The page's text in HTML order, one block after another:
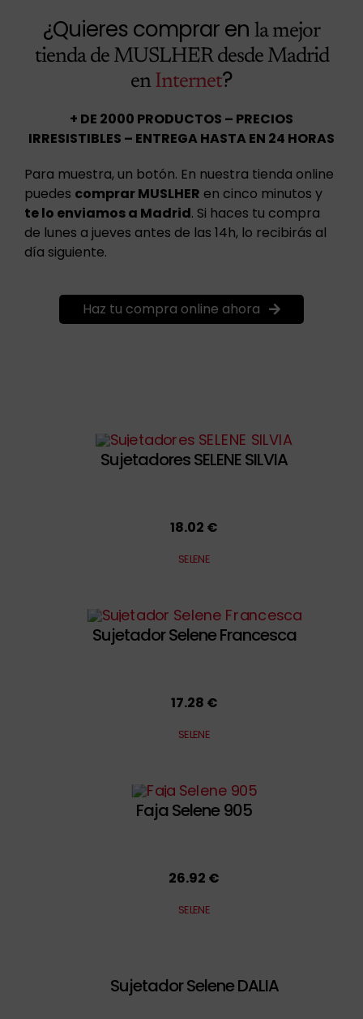
¿Quieres comprar en la mejor
tienda de MUSLHER desde Madrid
enInternet?
+ DE 2000 PRODUCTOS – PRECIOS
IRRESISTIBLES – ENTREGA HASTA EN 24 HORAS
Para muestra, un botón. En nuestra tienda online
puedes comprar MUSLHER en cinco minutos y
te lo enviamos a Madrid. Si haces tu compra
de lunes a jueves antes de las 14h, lo recibirás al
día siguiente.
Haz tu compra online ahora
Sujetadores SELENE SILVIA
18.02 €
SELENE
Sujetador Selene Francesca
17.28 €
SELENE
Faja Selene 905
26.92 €
SELENE
Sujetador Selene DALIA